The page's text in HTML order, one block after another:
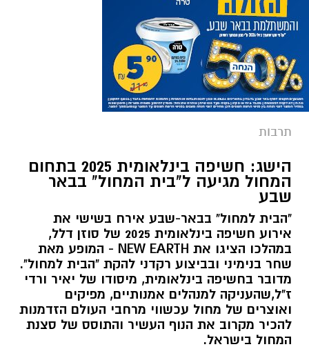
תרבות
הישג: חשיפה בינלאומית 2025 בתחום
המחול מגיעה ל"בית המחול" בבאר
שבע
"הבית למחול" בבאר-שבע אירח בשישי את
אירוע חשיפה בינלאומית 2025 של סוזן דלל,
במהלכו הציגו את NEW EARTH - המופע מאת
שחר בנימיני ובביצוע רקדני להקת "הבית למחול".
מדובר בחשיפה בינלאומית, מיסודו של יאיר ורדי
ז"ל,שהעניקה למנהלים אמנותיים, מפיקים
ואוצרים של מחול עכשווי מרחבי העולם הזדמנות
להכיר מקרוב את הנוף העשיר והתוסס של סצנת
המחול בישראל.